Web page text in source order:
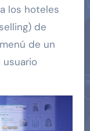
los hoteles
de
de un